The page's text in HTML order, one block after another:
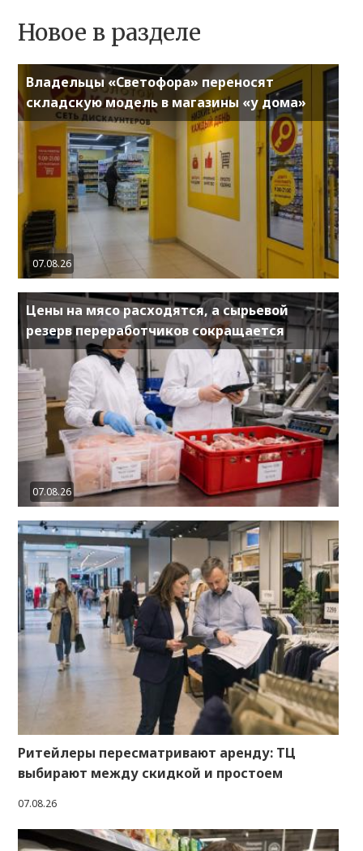
Новое в разделе
Владельцы «Светофора» переносят
складскую модель в магазины «у дома»
07.08.26
Цены на мясо расходятся, а сырьевой
резерв переработчиков сокращается
07.08.26
Ритейлеры пересматривают аренду: ТЦ
выбирают между скидкой и простоем
07.08.26